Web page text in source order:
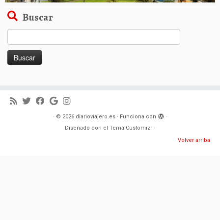
Buscar
· © 2026 diarioviajero.es· Funciona con
·
Diseñado con el Tema Customizr ·
Volver arriba